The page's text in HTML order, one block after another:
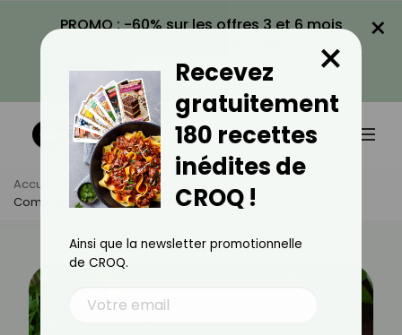
PROMO : -60% sur les offres 3 et 6 mois
VOIR LA PROMO
×
Accueil Actus
Alimentation
Comment Bien Cuisiner Les Girolles ?
Recevez
gratuitement
180 recettes
inédites de
CROQ !
×
Ainsi que la newsletter promotionnelle
de CROQ.